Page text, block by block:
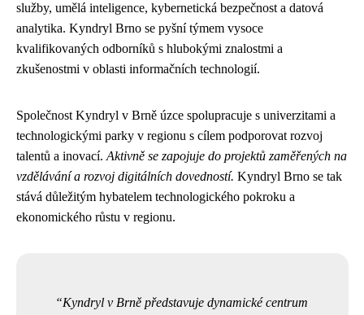
služby, umělá inteligence, kybernetická bezpečnost a datová
analytika. Kyndryl Brno se pyšní týmem vysoce
kvalifikovaných odborníků s hlubokými znalostmi a
zkušenostmi v oblasti informačních technologií.
Společnost Kyndryl v Brně úzce spolupracuje s univerzitami a
technologickými parky v regionu s cílem podporovat rozvoj
talentů a inovací. Aktivně se zapojuje do projektů zaměřených na
vzdělávání a rozvoj digitálních dovedností. Kyndryl Brno se tak
stává důležitým hybatelem technologického pokroku a
ekonomického růstu v regionu.
Kyndryl v Brně představuje dynamické centrum